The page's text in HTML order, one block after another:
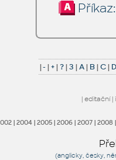
Příkaz:
|- |+|?|3 |A| B|C| D
| editační|
| 2004| 2005| 2006| 2007| 2008 |
(anglicky, česky,